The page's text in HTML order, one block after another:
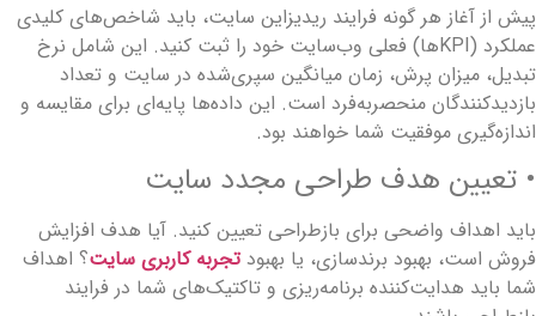
پیش از آغاز هر گونه فرایند ریدیزاین سایت، باید شاخص‌های کلیدی
عملکرد (KPIها) فعلی وب‌سایت خود را ثبت کنید. این شامل نرخ
تبدیل، میزان پرش، زمان میانگین سپری‌شده در سایت و تعداد
بازدیدکنندگان منحصربه‌فرد است. این داده‌ها پایه‌ای برای مقایسه و
اندازه‌گیری موفقیت شما خواهند بود.
• تعیین هدف طراحی مجدد سایت
باید اهداف واضحی برای بازطراحی تعیین کنید. آیا هدف افزایش
فروش است، بهبود برندسازی، یا بهبودتجربه کاربری سایت؟ اهداف
شما باید هدایت‌کننده برنامه‌ریزی و تاکتیک‌های شما در فرایند